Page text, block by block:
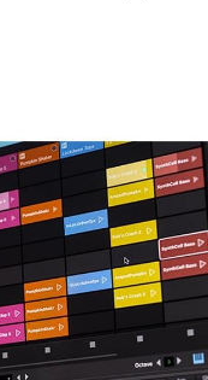
パーカッション
電子ピアノ
その他楽器